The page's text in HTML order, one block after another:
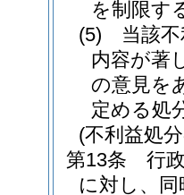
を制限す
(5)
当該
内容が著
の意見を
定める処
(不利益処
第13条
行
に対し、